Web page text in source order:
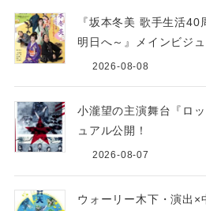
『坂本冬美 歌手生活
明日へ～』メインビジュ
2026-08-08
小瀧望の主演舞台『ロ
ュアル公開！
2026-08-07
ウォーリー木下・演出×